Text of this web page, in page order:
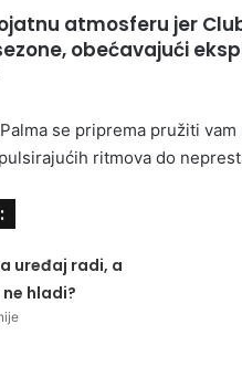
atmosferu jer
, obećavajući
se priprema pružiti
ritmova do
uređaj radi, a
hladi?